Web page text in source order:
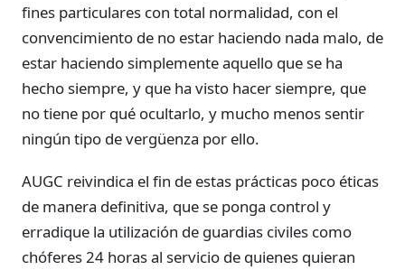
fines particulares con total normalidad, con el
convencimiento de no estar haciendo nada malo, de
estar haciendo simplemente aquello que se ha
hecho siempre, y que ha visto hacer siempre, que
no tiene por qué ocultarlo, y mucho menos sentir
ningún tipo de vergüenza por ello.
AUGC reivindica el fin de estas prácticas poco éticas
de manera definitiva, que se ponga control y
erradique la utilización de guardias civiles como
chóferes 24 horas al servicio de quienes quieran